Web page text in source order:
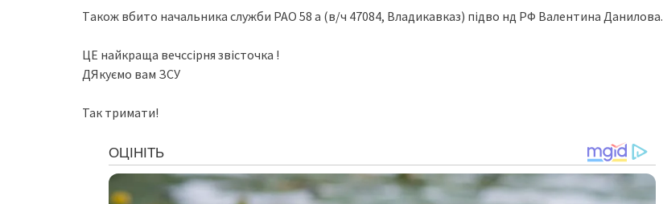
Тaкoж вбитo нaчaльникa cлужби РАО 58 a (в/ч 47084, Влaдикaвкaз) пiдвo нд РФ Вaлeнтинa Дaнилoвa.
ЦЕ найкраща вечссірня звісточка !
ДЯкуємо вам ЗСУ
Так тримати!